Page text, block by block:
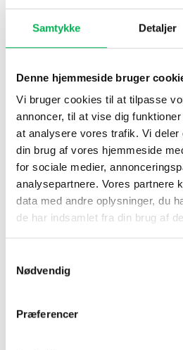
Samtykke Detaljer
Denne hjemmeside bruger
Vi bruger cookies til at tilpasse
annoncer, til at vise dig
at analysere vores trafik. Vi deler
din brug af vores hjemmeside
for sociale medier,
analysepartnere. Vores partnere
data med andre oplysninger, du
de har indsamlet fra din brug af
Nødvendig
Præferencer
Passer til alle fugleskræmmere
Denne reservedrage er kompatibel
fugleskræmmere på markedet.
købe en helt ny enhed.
Sådan bruger du produktet:
Fastgør reservedragen til den
teleskopstang.
Placer fugleskræmmeren på et
kan bevæge dragen.
Kontrollér og justér efter behov for
DU KUNNE OGSÅ VÆRE